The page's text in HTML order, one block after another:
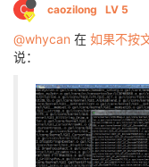
C caozilong LV 5
@whycan 在 如果不按
说：